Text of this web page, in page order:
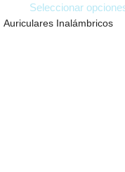
Seleccionar
Auriculares Inalámbricos